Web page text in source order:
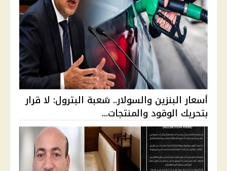
أسعار البنزين والسولار.. شعبة البترول: لا قرار
بتحريك الوقود والمنتجات...